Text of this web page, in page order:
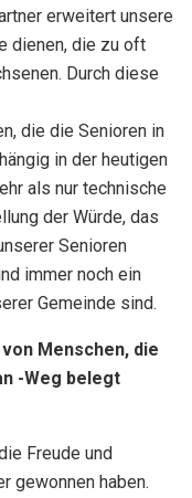
erweitert unsere
dienen, die zu oft
Durch diese
die die Senioren in
in der heutigen
als nur technische
der Würde, das
Senioren
immer noch ein
Gemeinde sind.
Menschen, die
-Weg belegt
Freude und
gewonnen haben.